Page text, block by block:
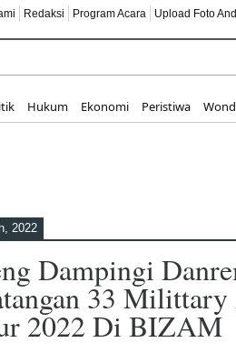
Redaksi Program Acara Upload Foto
Hukum Ekonomi Peristiwa
2022
Dampingi
33
2022 Di BIZAM